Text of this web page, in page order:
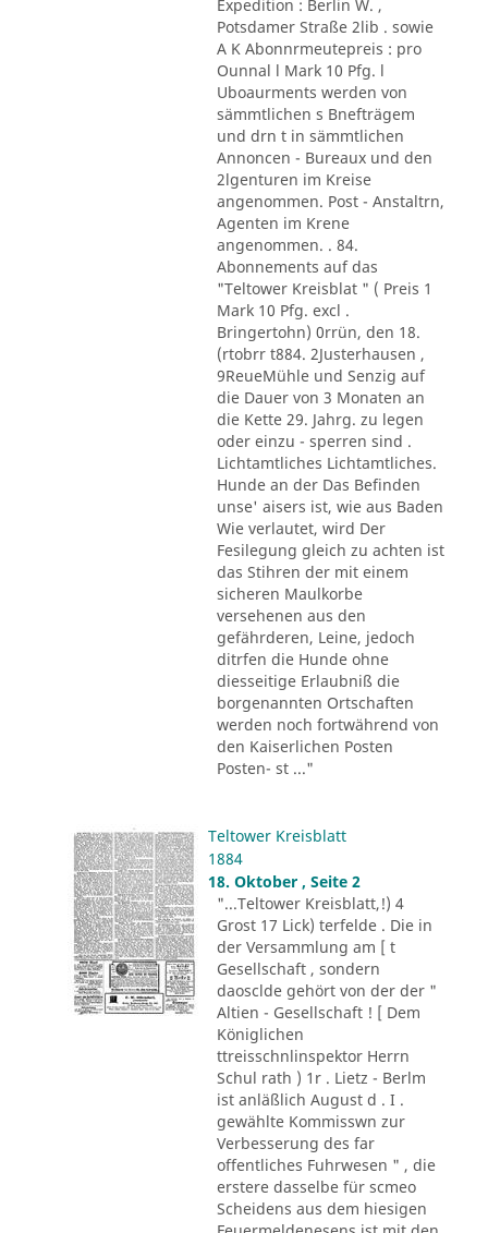
Expedition : Berlin W. ,
Potsdamer Straße 2lib . sowie
A K Abonnrmeutepreis : pro
Ounnal l Mark 10 Pfg. l
Uboaurments werden von
sämmtlichen s Bnefträgem
und drn t in sämmtlichen
Annoncen - Bureaux und den
2lgenturen im Kreise
angenommen. Post - Anstaltrn,
Agenten im Krene
angenommen. . 84.
Abonnements auf das
"Teltower Kreisblat " ( Preis 1
Mark 10 Pfg. excl .
Bringertohn) 0rrün, den 18.
(rtobrr t884. 2Justerhausen ,
9ReueMühle und Senzig auf
die Dauer von 3 Monaten an
die Kette 29. Jahrg. zu legen
oder einzu - sperren sind .
Lichtamtliches Lichtamtliches.
Hunde an der Das Befinden
unse' aisers ist, wie aus Baden
Wie verlautet, wird Der
Fesilegung gleich zu achten ist
das Stihren der mit einem
sicheren Maulkorbe
versehenen aus den
gefährderen, Leine, jedoch
ditrfen die Hunde ohne
diesseitige Erlaubniß die
borgenannten Ortschaften
werden noch fortwährend von
den Kaiserlichen Posten
Posten- st ..."
Teltower Kreisblatt
1884
18. Oktober , Seite 2
"...Teltower Kreisblatt,!) 4
Grost 17 Lick) terfelde . Die in
der Versammlung am [ t
Gesellschaft , sondern
daosclde gehört von der der "
Altien - Gesellschaft ! [ Dem
Königlichen
ttreisschnlinspektor Herrn
Schul rath ) 1r . Lietz - Berlm
ist anläßlich August d . I .
gewählte Kommisswn zur
Verbesserung des far
offentliches Fuhrwesen " , die
erstere dasselbe für scmeo
Scheidens aus dem hiesigen